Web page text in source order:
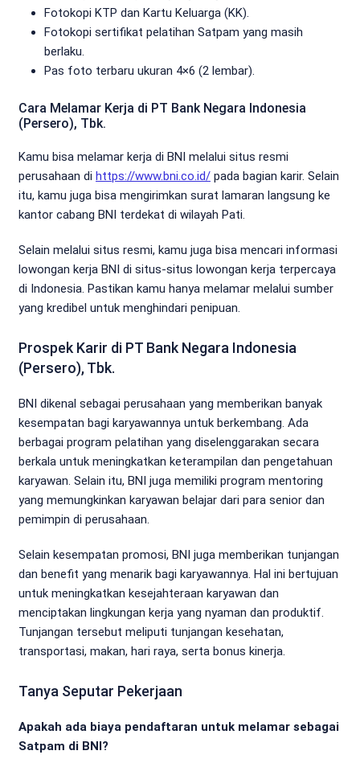
Fotokopi KTP dan Kartu Keluarga (KK).
Fotokopi sertifikat pelatihan Satpam yang masih
berlaku.
Pas foto terbaru ukuran 4×6 (2 lembar).
Cara Melamar Kerja di PT Bank Negara Indonesia
(Persero), Tbk.
Kamu bisa melamar kerja di BNI melalui situs resmi
perusahaan di https://www.bni.co.id/ pada bagian karir. Selain
itu, kamu juga bisa mengirimkan surat lamaran langsung ke
kantor cabang BNI terdekat di wilayah Pati.
Selain melalui situs resmi, kamu juga bisa mencari informasi
lowongan kerja BNI di situs-situs lowongan kerja terpercaya
di Indonesia. Pastikan kamu hanya melamar melalui sumber
yang kredibel untuk menghindari penipuan.
Prospek Karir di PT Bank Negara Indonesia
(Persero), Tbk.
BNI dikenal sebagai perusahaan yang memberikan banyak
kesempatan bagi karyawannya untuk berkembang. Ada
berbagai program pelatihan yang diselenggarakan secara
berkala untuk meningkatkan keterampilan dan pengetahuan
karyawan. Selain itu, BNI juga memiliki program mentoring
yang memungkinkan karyawan belajar dari para senior dan
pemimpin di perusahaan.
Selain kesempatan promosi, BNI juga memberikan tunjangan
dan benefit yang menarik bagi karyawannya. Hal ini bertujuan
untuk meningkatkan kesejahteraan karyawan dan
menciptakan lingkungan kerja yang nyaman dan produktif.
Tunjangan tersebut meliputi tunjangan kesehatan,
transportasi, makan, hari raya, serta bonus kinerja.
Tanya Seputar Pekerjaan
Apakah ada biaya pendaftaran untuk melamar sebagai
Satpam di BNI?